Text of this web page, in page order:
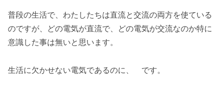
普段の生活で、わたしたちは直流と交流の両方を使ている
のですが、どの電気が直流で、どの電気が交流なのか特に
意識した事は無いと思います。
生活に欠かせない電気であるのに、 です。